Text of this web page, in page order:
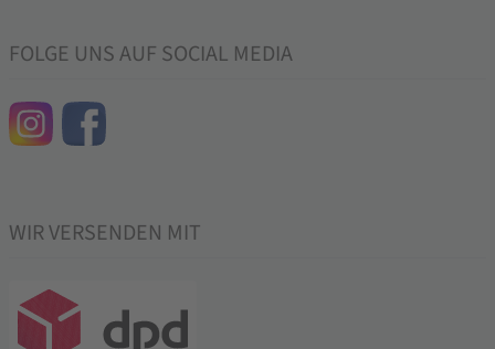
FOLGE UNS AUF SOCIAL MEDIA
WIR VERSENDEN MIT